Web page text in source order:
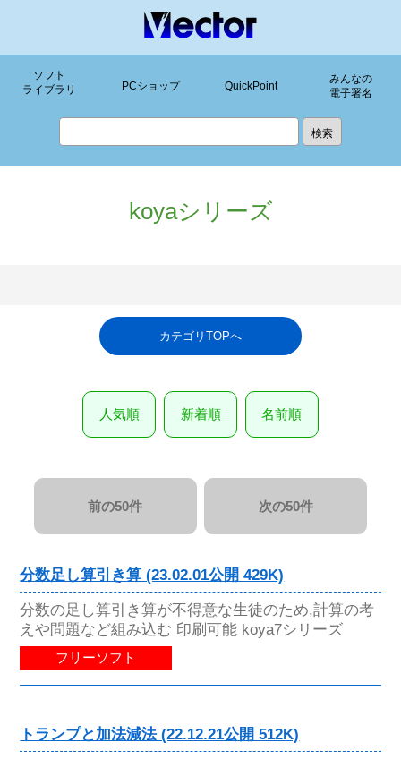
ソフト
ライブラリ
PCショップ QuickPoint
みんなの
電子署名
koyaシリーズ
カテゴリTOPへ
人気順 新着順 名前順
前の50件 次の50件
分数足し算引き算 (23.02.01公開 429K)
分数の足し算引き算が不得意な生徒のため,計算の考
えや問題など組み込む 印刷可能 koya7シリーズ
フリーソフト
トランプと加法減法 (22.12.21公開 512K)